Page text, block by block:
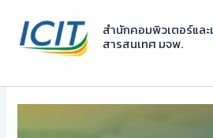
content
สำนักคอมพิวเตอร์และ
สารสนเทศ มจพ.